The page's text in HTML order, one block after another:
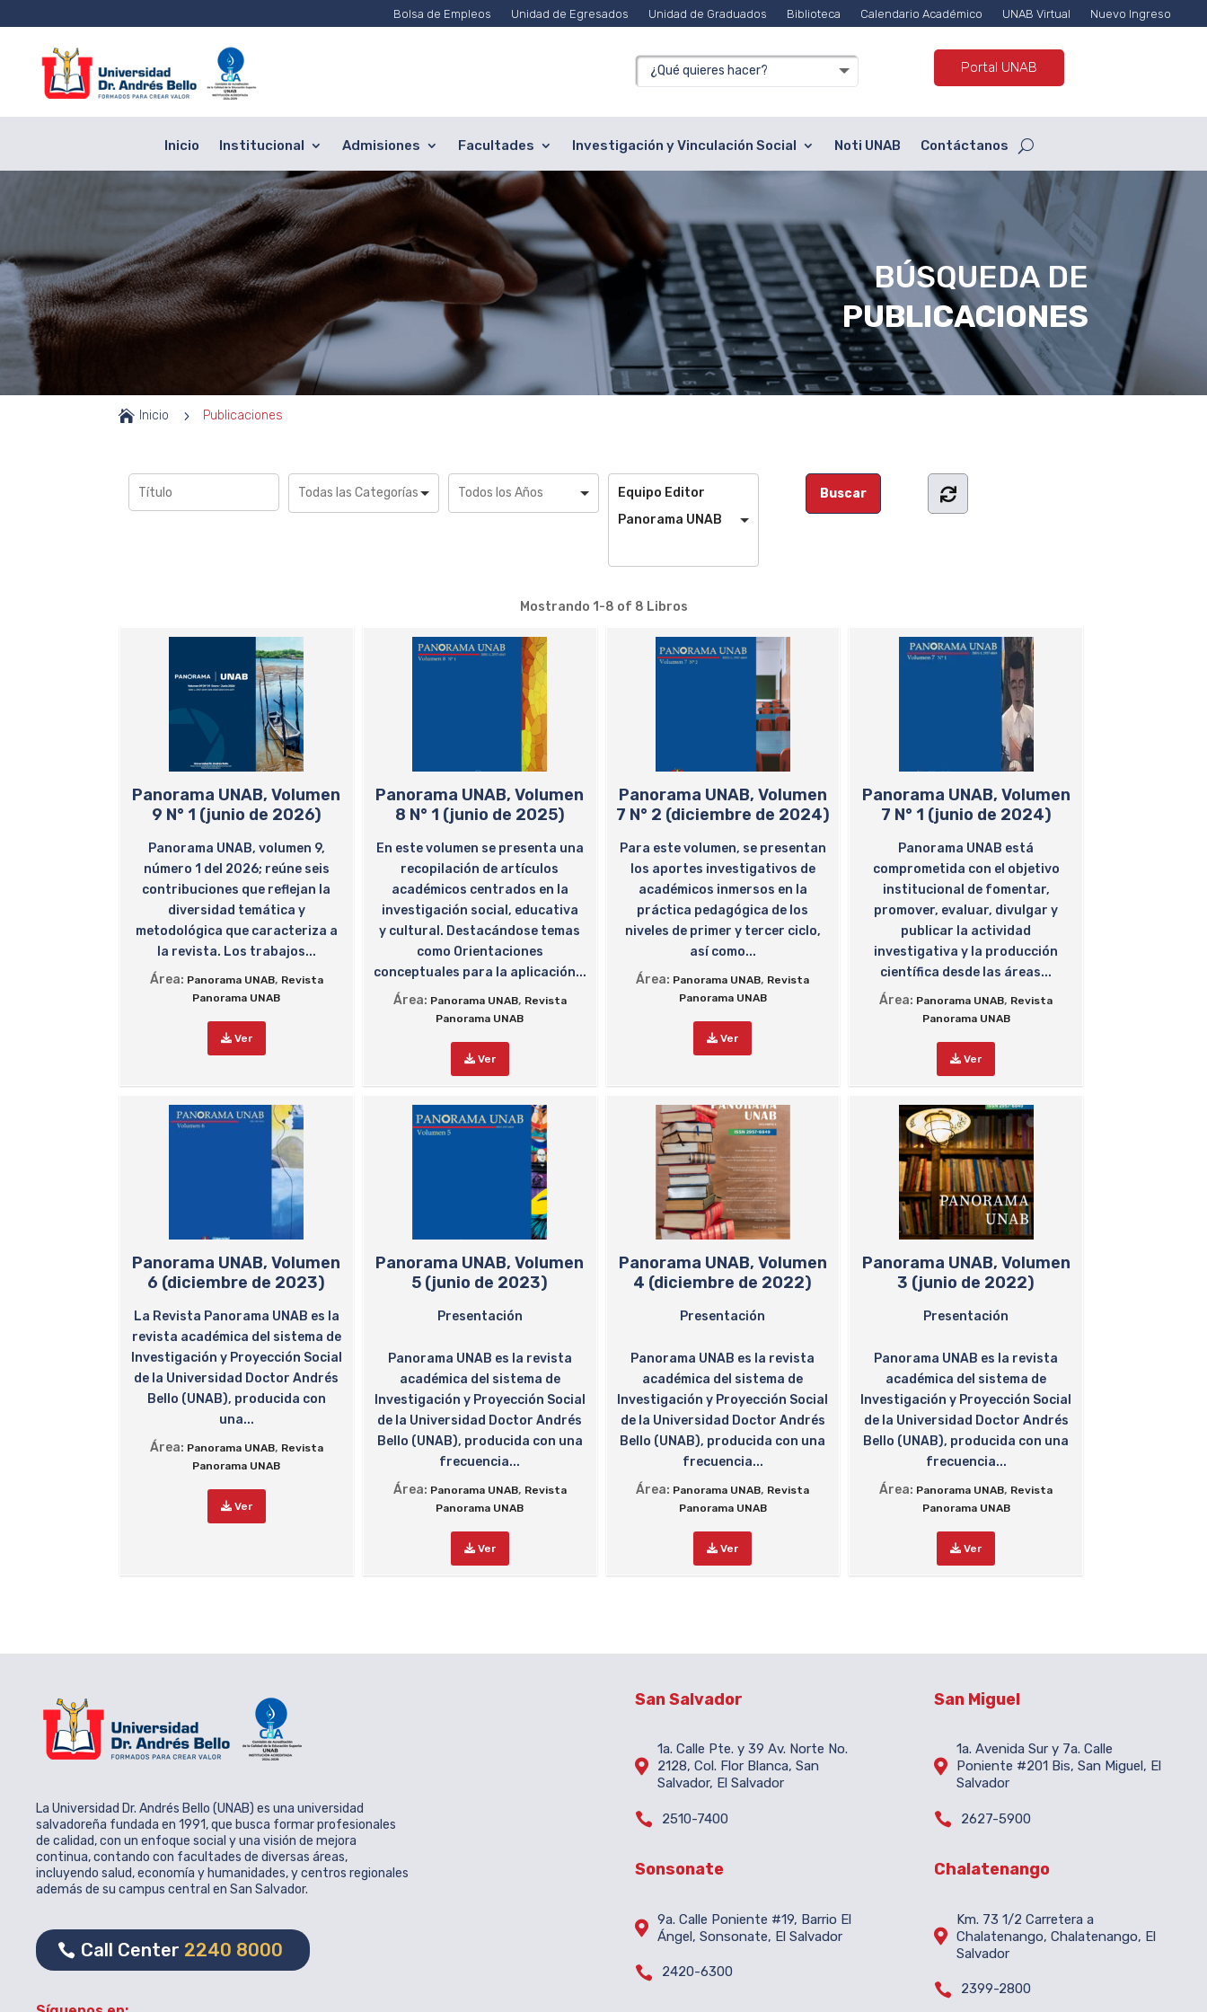
Bolsa de Empleos Unidad de Egresados Unidad de Graduados Biblioteca Calendario Académico UNAB Virtual Nuevo Ingreso
Portal UNAB
Inicio Institucional Admisiones Facultades Investigación y Vinculación Social Noti UNAB Contáctanos
BÚSQUEDA DE
PUBLICACIONES
 Inicio 5 Publicaciones
Equipo Editor
Panorama UNAB
Mostrando 1-8 of 8 Libros
Panorama UNAB, Volumen
9 N° 1 (junio de 2026)
Panorama UNAB, volumen 9,
número 1 del 2026; reúne seis
contribuciones que reflejan la
diversidad temática y
metodológica que caracteriza a
la revista. Los trabajos...
Área: Panorama UNAB, Revista
Panorama UNAB
Ver
Panorama UNAB, Volumen
8 N° 1 (junio de 2025)
En este volumen se presenta una
recopilación de artículos
académicos centrados en la
investigación social, educativa
y cultural. Destacándose temas
como Orientaciones
conceptuales para la aplicación...
Área: Panorama UNAB, Revista
Panorama UNAB
Ver
Panorama UNAB, Volumen
7 N° 2 (diciembre de 2024)
Para este volumen, se presentan
los aportes investigativos de
académicos inmersos en la
práctica pedagógica de los
niveles de primer y tercer ciclo,
así como...
Área: Panorama UNAB, Revista
Panorama UNAB
Ver
Panorama UNAB, Volumen
7 N° 1 (junio de 2024)
Panorama UNAB está
comprometida con el objetivo
institucional de fomentar,
promover, evaluar, divulgar y
publicar la actividad
investigativa y la producción
científica desde las áreas...
Área: Panorama UNAB, Revista
Panorama UNAB
Ver
Panorama UNAB, Volumen
6 (diciembre de 2023)
La Revista Panorama UNAB es la
revista académica del sistema de
Investigación y Proyección Social
de la Universidad Doctor Andrés
Bello (UNAB), producida con
una...
Área: Panorama UNAB, Revista
Panorama UNAB
Ver
Panorama UNAB, Volumen
5 (junio de 2023)
Presentación
Panorama UNAB es la revista
académica del sistema de
Investigación y Proyección Social
de la Universidad Doctor Andrés
Bello (UNAB), producida con una
frecuencia...
Área: Panorama UNAB, Revista
Panorama UNAB
Ver
Panorama UNAB, Volumen
4 (diciembre de 2022)
Presentación
Panorama UNAB es la revista
académica del sistema de
Investigación y Proyección Social
de la Universidad Doctor Andrés
Bello (UNAB), producida con una
frecuencia...
Área: Panorama UNAB, Revista
Panorama UNAB
Ver
Panorama UNAB, Volumen
3 (junio de 2022)
Presentación
Panorama UNAB es la revista
académica del sistema de
Investigación y Proyección Social
de la Universidad Doctor Andrés
Bello (UNAB), producida con una
frecuencia...
Área: Panorama UNAB, Revista
Panorama UNAB
Ver
La Universidad Dr. Andrés Bello (UNAB) es una universidad
salvadoreña fundada en 1991, que busca formar profesionales
de calidad, con un enfoque social y una visión de mejora
continua, contando con facultades de diversas áreas,
incluyendo salud, economía y humanidades, y centros regionales
además de su campus central en San Salvador.
Call Center 2240 8000
San Salvador

1a. Calle Pte. y 39 Av. Norte No.
2128, Col. Flor Blanca, San
Salvador, El Salvador
 2510-7400
Sonsonate
 9a. Calle Poniente #19, Barrio El
Ángel, Sonsonate, El Salvador
 2420-6300
San Miguel

1a. Avenida Sur y 7a. Calle
Poniente #201 Bis, San Miguel, El
Salvador
 2627-5900
Chalatenango

Km. 73 1/2 Carretera a
Chalatenango, Chalatenango, El
Salvador
 2399-2800